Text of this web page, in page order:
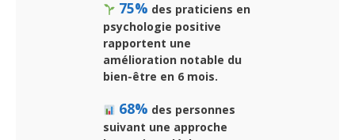
75% des praticiens en
psychologie positive
rapportent une
amélioration notable du
bien-être en 6 mois.
68% des personnes
suivant une approche